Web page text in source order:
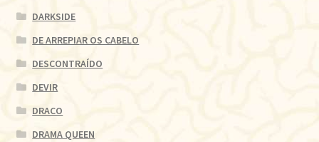
DARKSIDE
DE ARREPIAR OS CABELO
DESCONTRAÍDO
DEVIR
DRACO
DRAMA QUEEN